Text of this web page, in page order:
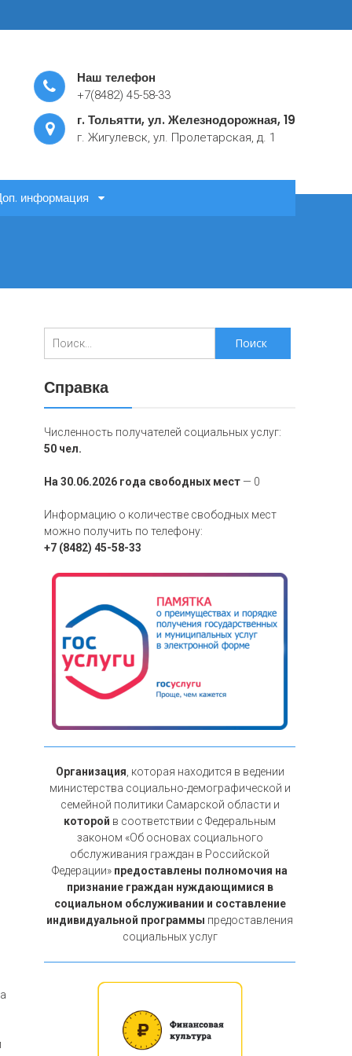
Наш телефон
+7(8482) 45-58-33
г. Тольятти, ул. Железнодорожная, 19
г. Жигулевск, ул. Пролетарская, д. 1
информация
для:
Справка
Численность получателей социальных услуг:
50 чел.
На 30.06.2026 года свободных мест — 0
Информацию о количестве свободных мест
можно получить по телефону:
+7 (8482) 45-58-33
Организация , которая находится в ведении
министерства социально-демографической и
семейной политики Самарской области и
которой в соответствии с Федеральным
законом «Об основах социального
обслуживания граждан в Российской
Федерации» предоставлены полномочия на
признание граждан нуждающимися в
социальном обслуживании и составление
индивидуальной программы предоставления
социальных услуг